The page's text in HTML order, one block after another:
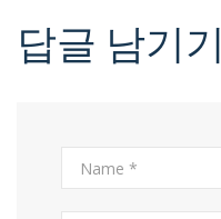
답글 남기기